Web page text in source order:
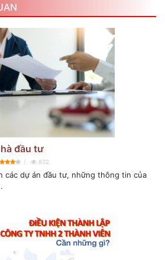
đầu tư
832
các dự án đầu tư, những thông tin của